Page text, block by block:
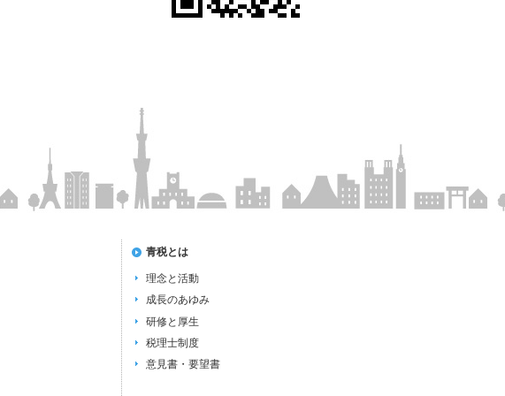
青税とは
理念と活動
成長のあゆみ
研修と厚生
税理士制度
意見書・要望書